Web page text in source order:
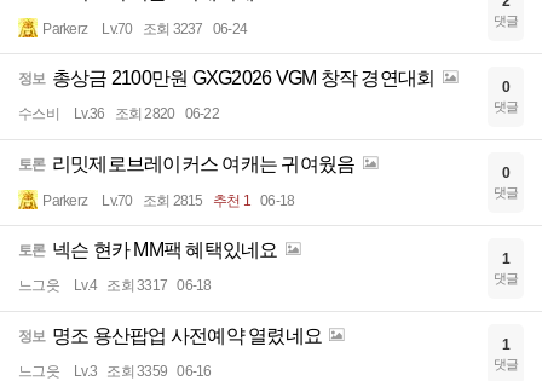
Parkerz Lv.70 조회 3237 06-24 댓글
정보 총상금 2100만원 GXG2026 VGM 창작 경연대회
수스비 Lv.36 조회 2820 06-22
0
댓글
토론 리밋제로브레이커스 여캐는 귀여웠음
Parkerz Lv.70 조회 2815 추천 1 06-18
0
댓글
토론 넥슨 현카 MM팩 혜택있네요
느그읏 Lv.4 조회 3317 06-18
1
댓글
정보 명조 용산팝업 사전예약 열렸네요
느그읏 Lv.3 조회 3359 06-16
1
댓글